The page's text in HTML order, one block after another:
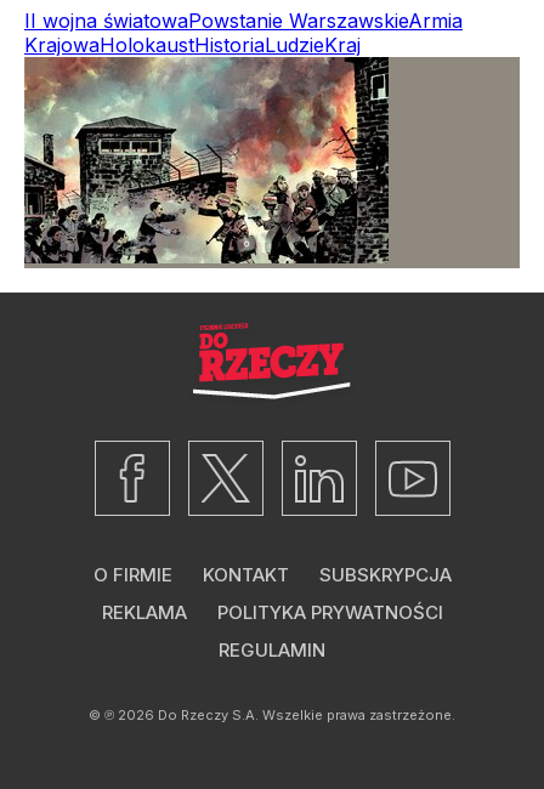
II wojna światowaPowstanie WarszawskieArmia
KrajowaHolokaustHistoriaLudzieKraj
O FIRMIE KONTAKT
SUBSKRYPCJA
REKLAMA
POLITYKA PRYWATNOŚCI
REGULAMIN
© ℗ 2026 Do Rzeczy S.A. Wszelkie prawa zastrzeżone.